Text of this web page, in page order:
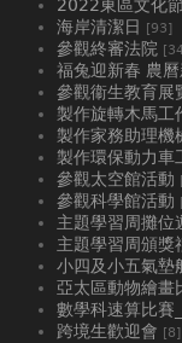
2022東區文化
海岸清潔日 [93]
參觀終審法院
福兔迎新春 農
參觀衞生教育展
製作旋轉木馬工
製作家務助理機
製作環保動力車
參觀太空館活動
參觀科學館活動
主題學習周攤位
主題學習周頒獎
小四及小五氣墊
亞太區動物繪畫
數學科速算比賽
跨境生歡迎會 [8]